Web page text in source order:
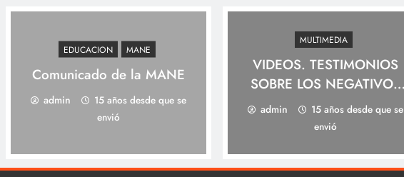
EDUCACION MANE
Comunicado de la MANE
admin
15 años desde que se
envió
MULTIMEDIA
VIDEOS. TESTIMONIOS
SOBRE LOS NEGATIVOS
IMPACTOS DEL TLC CON
ESTADOS UNIDOS
admin
15 años desde que se
envió